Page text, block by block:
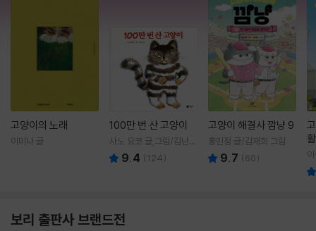
고양이의 노래
이미나 글
100만 번 산 고양이
사노 요코 글,그림/김난주
역 9.4 (124)
고양이 해결사 깜냥 9
홍민정 글/김재희 그림
9.7 (60)
보리 출판사 브랜드전